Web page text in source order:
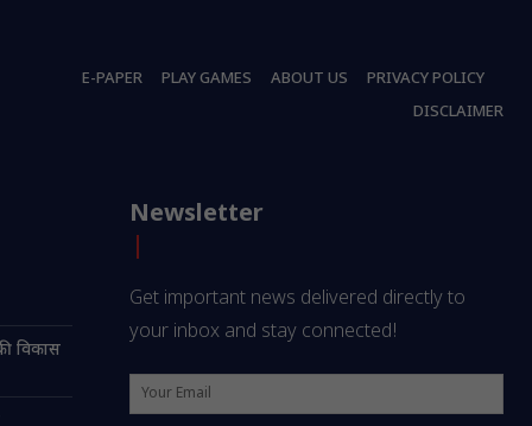
E-PAPER PLAY GAMES ABOUT US
PRIVACY POLICY
DISCLAIMER
विकास
Newsletter
Get important news delivered directly to
your inbox and stay connected!